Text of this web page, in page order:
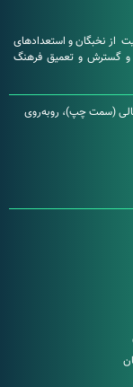
و استعدادهای
و تعمیق فرهنگ
روبه‌روی